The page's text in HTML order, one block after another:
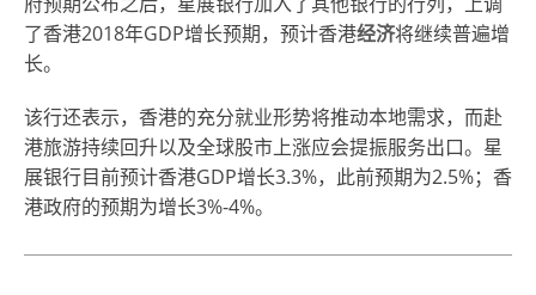
了香港2018年GDP增长预期，预计香港经济将继续普遍增
长。
该行还表示，香港的充分就业形势将推动本地需求，而赴
港旅游持续回升以及全球股市上涨应会提振服务出口。星
展银行目前预计香港GDP增长3.3%，此前预期为2.5%；香
港政府的预期为增长3%-4%。